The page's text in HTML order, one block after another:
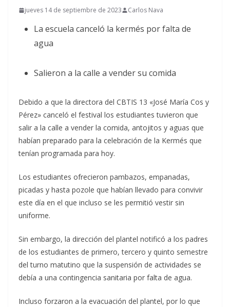
jueves 14 de septiembre de 2023 Carlos Nava
La escuela canceló la kermés por falta de
agua
Salieron a la calle a vender su comida
Debido a que la directora del CBTIS 13 «José María Cos y
Pérez» canceló el festival los estudiantes tuvieron que
salir a la calle a vender la comida, antojitos y aguas que
habían preparado para la celebración de la Kermés que
tenían programada para hoy.
Los estudiantes ofrecieron pambazos, empanadas,
picadas y hasta pozole que habían llevado para convivir
este día en el que incluso se les permitió vestir sin
uniforme.
Sin embargo, la dirección del plantel notificó a los padres
de los estudiantes de primero, tercero y quinto semestre
del turno matutino que la suspensión de actividades se
debía a una contingencia sanitaria por falta de agua.
Incluso forzaron a la evacuación del plantel, por lo que